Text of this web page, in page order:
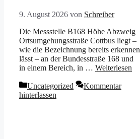
9. August 2026 von Schreiber
Die Messstelle B168 Höhe Abzweig
Ortsumgehungsstraße Cottbus liegt –
wie die Bezeichnung bereits erkennen
lässt – an der Bundesstraße 168 und
in einem Bereich, in … Weiterlesen
Kategorien
Uncategorized
Kommentar
hinterlassen